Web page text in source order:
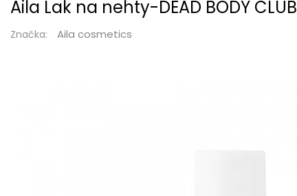
Aila Lak na nehty-DEAD BODY CLUB
Značka: Aila cosmetics